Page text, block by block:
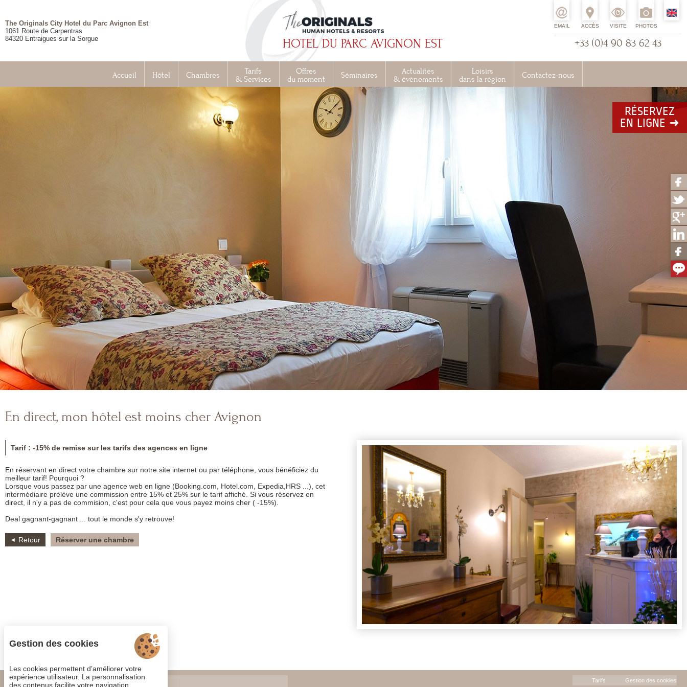
HOTEL DU PARC AVIGNON EST
The Originals City Hotel du Parc Avignon Est
1061 Route de Carpentras
84320 Entraigues sur la Sorgue
PHOTOS
VISITE
ACCÈS
EMAIL
+33 (0)4 90 83 62 43
Accueil Hôtel Chambres
Tarifs
& Services
Offres
du moment
Séminaires
Actualités
& évènements
Loisirs
dans la région
Contactez-nous
RÉSERVEZ
EN LIGNE ➜
En direct, mon hôtel est moins cher Avignon
Tarif : -15% de remise sur les tarifs des agences en ligne
En réservant en direct votre chambre sur notre site internet ou par téléphone, vous bénéficiez du
meilleur tarif! Pourquoi ?
Lorsque vous passez par une agence web en ligne (Booking.com, Hotel.com, Expedia,HRS ...), cet
intermédiaire prélève une commission entre 15% et 25% sur le tarif affiché. Si vous réservez en
direct, il n'y a pas de commision, c'est pour cela que vous payez moins cher ( -15%).
Deal gagnant-gagnant ... tout le monde s'y retrouve!
Retour Réserver une chambre
Avis & Témoignages Gestion des cookies
Tarifs
Gestion des cookies
Les cookies permettent d’améliorer votre
expérience utilisateur. La personnalisation
des contenus facilite votre navigation.